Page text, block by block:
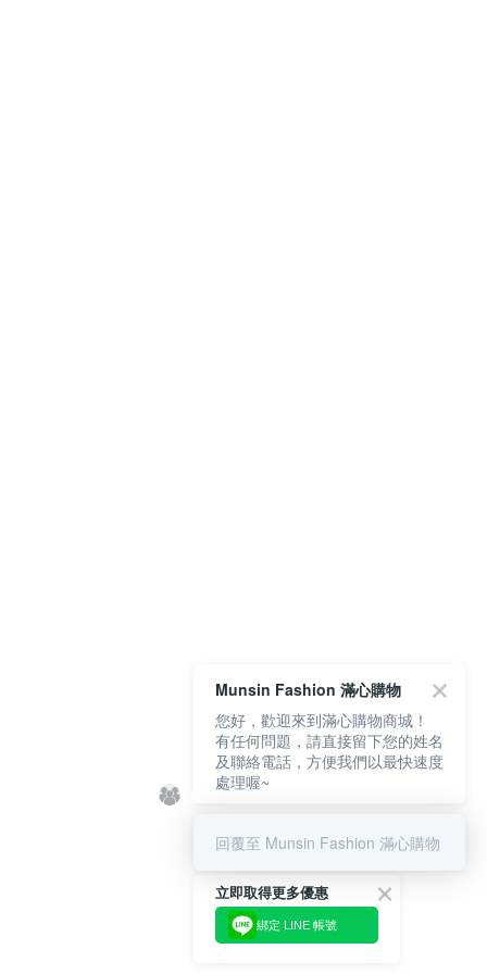
立即取得更多優惠
綁定 LINE 帳號
Munsin Fashion 滿心購物
您好，歡迎來到滿心購物商城！
有任何問題，請直接留下您的姓名
及聯絡電話，方便我們以最快速度
處理喔~
回覆至 Munsin Fashion 滿心購物